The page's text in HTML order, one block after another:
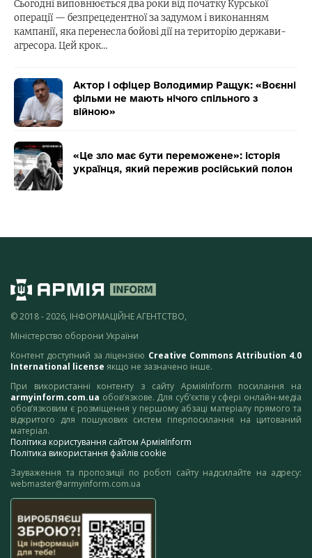
Сьогодні виповнюється два роки від початку Курської
операції — безпрецедентної за задумом і виконанням
кампанії, яка перенесла бойові дії на територію держави-
агресора. Цей крок…
Актор і офіцер Володимир Ращук: «Воєнні
фільми не мають нічого спільного з
війною»
«Це зло має бути переможене»: історія
українця, який пережив російський полон
© 2018 - 2026, ІНФОРМАЦІЙНЕ АГЕНТСТВО,
Міністерство оборони України
Контент доступний за ліцензією Creative Commons Attribution 4.0
International license якщо не зазначено інше.
При використанні контенту з сайту АрміяInform посилання на
armyinform.com.ua обов’язкове. Для суб’єктів у сфері онлайн-медіа
обов’язковим є розміщення у першому абзаці матеріалу прямого та
відкритого для пошукових систем гіперпосилання на цитований
матеріал.
Політика користування сайтом АрміяInform
Політика використання файлів cookie
Зауваження та пропозиції по роботі сайту надсилайте на адресу:
webmaster@armyinform.com.ua